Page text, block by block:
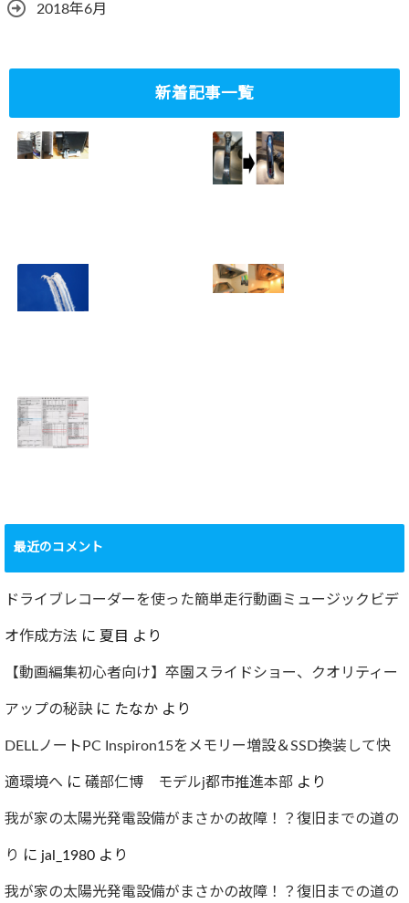
2018年6月
新着記事一覧
ド対応
2023.10.14
チレス水栓にDIY
で交換
撮影方法のレクチ
ャー
2022.12.24
要再検査となって
しまった…
2022.07.30
最近のコメント
ドライブレコーダーを使った簡単走行動画ミュージックビデ
オ作成方法 に 夏目 より
【動画編集初心者向け】卒園スライドショー、クオリティー
アップの秘訣に たなか より
DELLノートPC Inspiron15をメモリー増設＆SSD換装して快
適環境へ に 礒部仁博 モデルj都市推進本部 より
我が家の太陽光発電設備がまさかの故障！？復旧までの道の
り に jal_1980 より
我が家の太陽光発電設備がまさかの故障！？復旧までの道の